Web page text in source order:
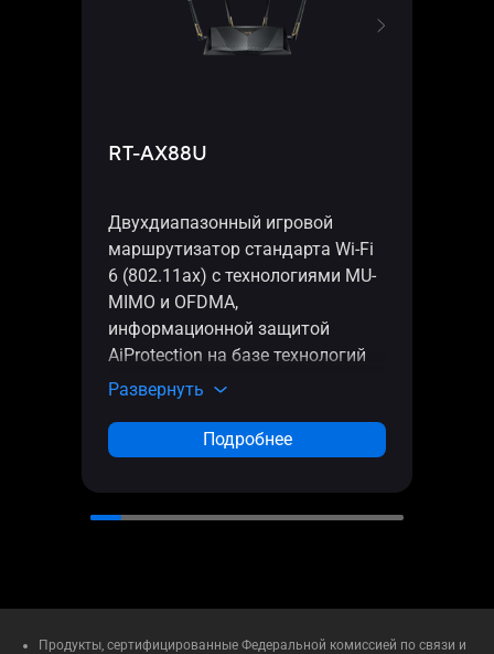
RT-AX88U
Двухдиапазонный игровой
маршрутизатор стандарта Wi-Fi
6 (802.11ax) с технологиями MU-
MIMO и OFDMA,
информационной защитой
AiProtection на базе технологий
Trend Micro, системой
адаптивным управлением
трафиком.
Развернуть
Подробнее
Продукты, сертифицированные Федеральной комиссией по связи и